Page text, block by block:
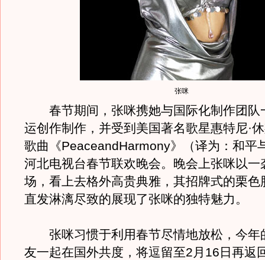
张咪
春节期间，张咪携她与国际化制作团队
运创作制作，并受到美国著名歌星惠特尼·
歌曲《PeaceandHarmony》（译为：和平
河北电视台春节联欢晚会。晚会上张咪以一
场，看上去格外高贵典雅，其招牌式的栗色
直发淋漓尽致的展现了张咪的独特魅力。
张咪习惯于利用春节尽情地放松，今年
友一起在国外共度，将逗留至2月16日再返